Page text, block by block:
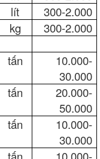
lít
300-2.000
kg 300-2.000
tấn
10.000-
30.000
tấn
20.000-
50.000
tấn
10.000-
30.000
tấn
10.000-